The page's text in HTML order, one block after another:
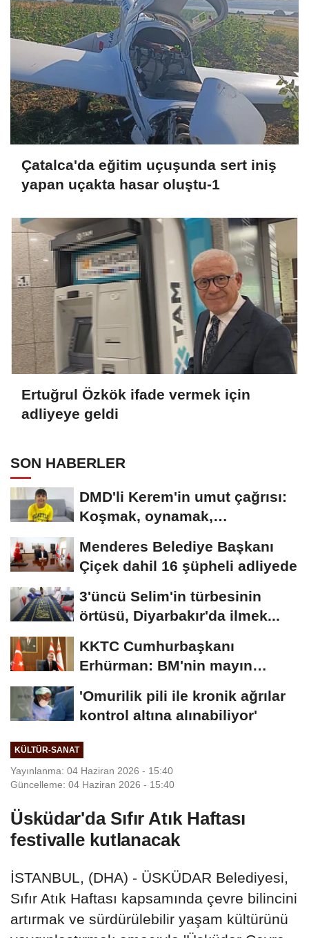
Çatalca'da eğitim uçuşunda sert iniş
yapan uçakta hasar oluştu-1
Ertuğrul Özkök ifade vermek için
adliyeye geldi
SON HABERLER
DMD'li Kerem'in umut çağrısı:
Koşmak, oynamak,
Menderes Belediye Başkanı
Çiçek dahil 16 şüpheli adliyede
3'üncü Selim'in türbesinin
örtüsü, Diyarbakır'da ilmek...
KKTC Cumhurbaşkanı
Erhürman: BM'nin mayın
'Omurilik pili ile kronik ağrılar
kontrol altına alınabiliyor'
KÜLTÜR-SANAT
Yayınlanma: 04 Haziran 2026 - 15:40
Güncelleme: 04 Haziran 2026 - 15:40
Üsküdar'da Sıfır Atık Haftası
festivalle kutlanacak
İSTANBUL, (DHA) - ÜSKÜDAR Belediyesi,
Sıfır Atık Haftası kapsamında çevre bilincini
artırmak ve sürdürülebilir yaşam kültürünü